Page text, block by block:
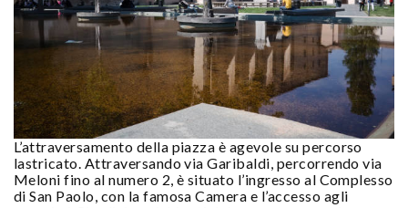
L’attraversamento della piazza è agevole su percorso
lastricato. Attraversando via Garibaldi, percorrendo via
Meloni fino al numero 2, è situato l’ingresso al Complesso
di San Paolo, con la famosa Camera e l’accesso agli